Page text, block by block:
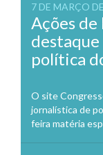
7 DE MARÇO
Ações de
política
O site
jornalística de
feira matéria